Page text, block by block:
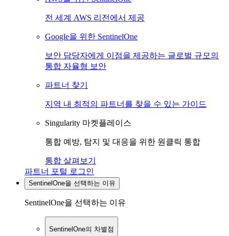
전 세계 AWS 리전에서 제공
Google을 위한 SentinelOne
보안 담당자에게 이점을 제공하는 글로벌 규모의
통합 자율형 보안
파트너 찾기
지역 내 최적의 파트너를 찾을 수 있는 가이드
Singularity 마켓플레이스
통합 예방, 탐지 및 대응을 위한 원클릭 통합
통합 살펴보기
파트너 포털 로그인
SentinelOne을 선택하는 이유
SentinelOne을 선택하는 이유
SentinelOne의 차별점